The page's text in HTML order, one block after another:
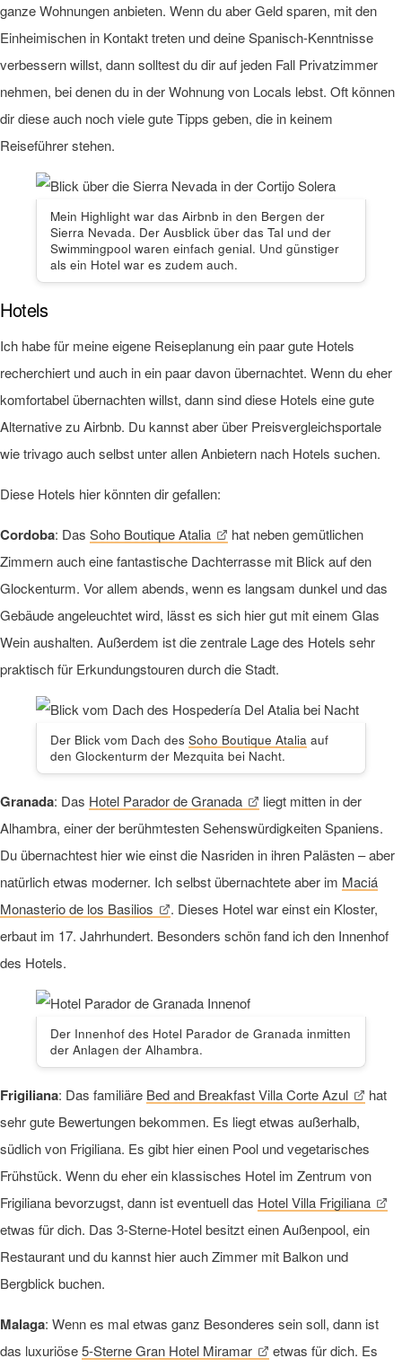
ganze Wohnungen anbieten. Wenn du aber Geld sparen, mit den
Einheimischen in Kontakt treten und deine Spanisch-Kenntnisse
verbessern willst, dann solltest du dir auf jeden Fall Privatzimmer
nehmen, bei denen du in der Wohnung von Locals lebst. Oft können
dir diese auch noch viele gute Tipps geben, die in keinem
Reiseführer stehen.
Mein Highlight war das Airbnb in den Bergen der
Sierra Nevada. Der Ausblick über das Tal und der
Swimmingpool waren einfach genial. Und günstiger
als ein Hotel war es zudem auch.
Hotels
Ich habe für meine eigene Reiseplanung ein paar gute Hotels
recherchiert und auch in ein paar davon übernachtet. Wenn du eher
komfortabel übernachten willst, dann sind diese Hotels eine gute
Alternative zu Airbnb. Du kannst aber über Preisvergleichsportale
wie trivago auch selbst unter allen Anbietern nach Hotels suchen.
Diese Hotels hier könnten dir gefallen:
Cordoba: Das Soho Boutique Atalia
hat neben gemütlichen
Zimmern auch eine fantastische Dachterrasse mit Blick auf den
Glockenturm. Vor allem abends, wenn es langsam dunkel und das
Gebäude angeleuchtet wird, lässt es sich hier gut mit einem Glas
Wein aushalten. Außerdem ist die zentrale Lage des Hotels sehr
praktisch für Erkundungstouren durch die Stadt.
Der Blick vom Dach des Soho Boutique Atalia auf
den Glockenturm der Mezquita bei Nacht.
Granada: Das Hotel Parador de Granada
liegt mitten in der
Alhambra, einer der berühmtesten Sehenswürdigkeiten Spaniens.
Du übernachtest hier wie einst die Nasriden in ihren Palästen – aber
natürlich etwas moderner. Ich selbst übernachtete aber im Maciá
Monasterio de los Basilios
. Dieses Hotel war einst ein Kloster,
erbaut im 17. Jahrhundert. Besonders schön fand ich den Innenhof
des Hotels.
Der Innenhof des Hotel Parador de Granada inmitten
der Anlagen der Alhambra.
Frigiliana: Das familiäre Bed and Breakfast Villa Corte Azul
hat
sehr gute Bewertungen bekommen. Es liegt etwas außerhalb,
südlich von Frigiliana. Es gibt hier einen Pool und vegetarisches
Frühstück. Wenn du eher ein klassisches Hotel im Zentrum von
Frigiliana bevorzugst, dann ist eventuell das Hotel Villa Frigiliana
etwas für dich. Das 3-Sterne-Hotel besitzt einen Außenpool, ein
Restaurant und du kannst hier auch Zimmer mit Balkon und
Bergblick buchen.
Malaga: Wenn es mal etwas ganz Besonderes sein soll, dann ist
das luxuriöse5-Sterne Gran Hotel Miramar
etwas für dich. Es